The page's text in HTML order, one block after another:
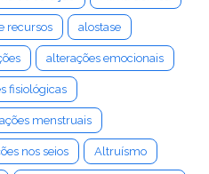
recursos alostase
alterações emocionais
fisiológicas
menstruais
nos seios Altruísmo